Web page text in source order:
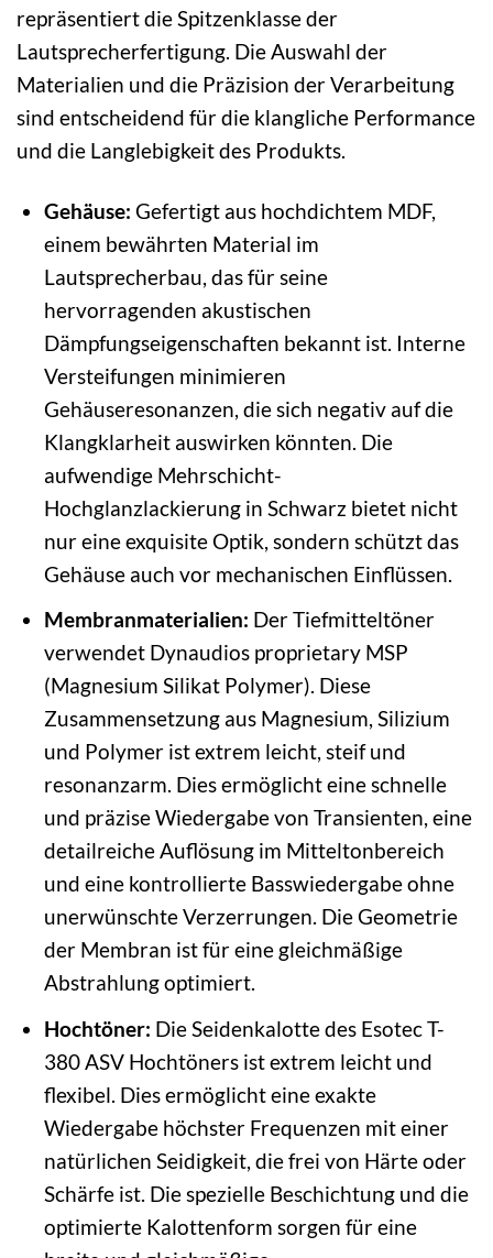
repräsentiert die Spitzenklasse der
Lautsprecherfertigung. Die Auswahl der
Materialien und die Präzision der Verarbeitung
sind entscheidend für die klangliche Performance
und die Langlebigkeit des Produkts.
Gehäuse: Gefertigt aus hochdichtem MDF,
einem bewährten Material im
Lautsprecherbau, das für seine
hervorragenden akustischen
Dämpfungseigenschaften bekannt ist. Interne
Versteifungen minimieren
Gehäuseresonanzen, die sich negativ auf die
Klangklarheit auswirken könnten. Die
aufwendige Mehrschicht-
Hochglanzlackierung in Schwarz bietet nicht
nur eine exquisite Optik, sondern schützt das
Gehäuse auch vor mechanischen Einflüssen.
Membranmaterialien: Der Tiefmitteltöner
verwendet Dynaudios proprietary MSP
(Magnesium Silikat Polymer). Diese
Zusammensetzung aus Magnesium, Silizium
und Polymer ist extrem leicht, steif und
resonanzarm. Dies ermöglicht eine schnelle
und präzise Wiedergabe von Transienten, eine
detailreiche Auflösung im Mitteltonbereich
und eine kontrollierte Basswiedergabe ohne
unerwünschte Verzerrungen. Die Geometrie
der Membran ist für eine gleichmäßige
Abstrahlung optimiert.
Hochtöner: Die Seidenkalotte des Esotec T-
380 ASV Hochtöners ist extrem leicht und
flexibel. Dies ermöglicht eine exakte
Wiedergabe höchster Frequenzen mit einer
natürlichen Seidigkeit, die frei von Härte oder
Schärfe ist. Die spezielle Beschichtung und die
optimierte Kalottenform sorgen für eine